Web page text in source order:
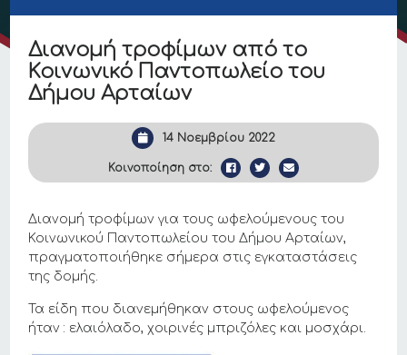
Διανομή τροφίμων από το
Κοινωνικό Παντοπωλείο του
Δήμου Αρταίων
14 Νοεμβρίου 2022
Κοινοποίηση στο:
Διανομή τροφίμων για τους ωφελούμενους του
Κοινωνικού Παντοπωλείου του Δήμου Αρταίων,
πραγματοποιήθηκε σήμερα στις εγκαταστάσεις
της δομής.
Τα είδη που διανεμήθηκαν στους ωφελούμενος
ήταν : ελαιόλαδο, χοιρινές μπριζόλες και μοσχάρι.